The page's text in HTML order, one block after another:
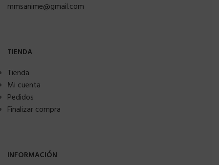
mmsanime@gmail.com
TIENDA
Tienda
Mi cuenta
Pedidos
Finalizar compra
INFORMACIÓN